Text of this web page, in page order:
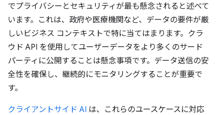
でプライバシーとセキュリティが最も懸念されると述べて
います。これは、政府や医療機関など、データの要件が厳
しいビジネス コンテキストで特に当てはまります。クラ
ウド API を使用してユーザーデータをより多くのサード
パーティに公開することは懸念事項です。データ送信の安
全性を確保し、継続的にモニタリングすることが重要で
す。
クライアントサイド AI は、これらのユースケースに対応